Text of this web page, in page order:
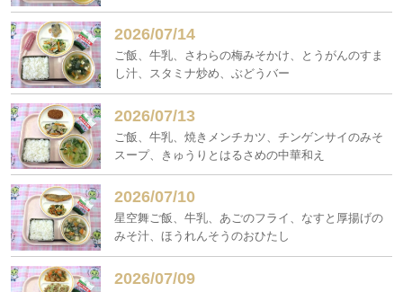
2026/07/14
ご飯、牛乳、さわらの梅みそかけ、とうがんのすま
し汁、スタミナ炒め、ぶどうバー
2026/07/13
ご飯、牛乳、焼きメンチカツ、チンゲンサイのみそ
スープ、きゅうりとはるさめの中華和え
2026/07/10
星空舞ご飯、牛乳、あごのフライ、なすと厚揚げの
みそ汁、ほうれんそうのおひたし
2026/07/09